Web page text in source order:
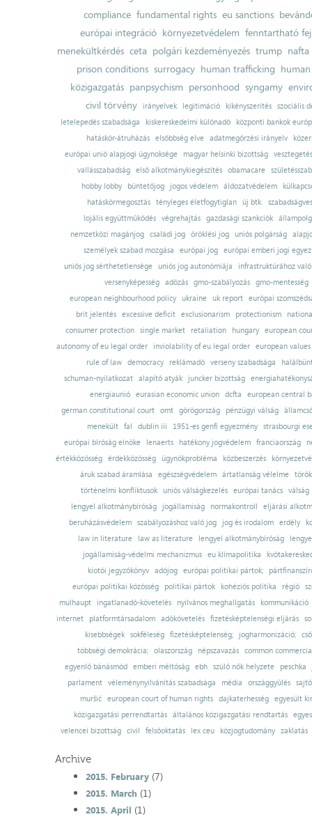
compliance fundamental rights eu sanctions
európai integráció környezetvédelem fenntartható
menekültkérdés ceta polgári kezdeményezés trump nafta
prison conditions surrogacy human trafficking
közigazgatás panpsychism personhood syngamy
civil törvény
irányelvek legitimáció kikényszerítés szociális
letelepedés szabadsága
kiskereskedelmi különadó
központi bankok
hatáskör-átruházás
elsőbbség elve adatmegőrzési irányelv
európai unió alapjogi ügynoksége
magyar helsinki bizottság
vesztegetés
vallásszabadság
első alkotmánykiegészítés obamacare
hobby lobby
büntetőjog jogos védelem áldozatvédelem
hatáskörmegosztás tényleges életfogytiglan új btk.
lojális együttműködés
végrehajtás gazdasági szankciók
nemzetközi magánjog
családi jog öröklési jog uniós polgárság
személyek szabad mozgása
európai jog európai emberi jogi
uniós jog sérthetetlensége uniós jog autonómiája
infrastruktúrához
versenyképesség adózás gmo-szabályozás gmo-mentesség
european neighbourhood policy
ukraine uk report
európai
brit jelentés excessive deficit exclusionarism protectionism
consumer protection
single market retaliation hungary
european
autonomy of eu legal order
inviolability of eu legal order
european values
rule of law
democracy reklámadó verseny szabadsága
schuman-nyilatkozat alapító atyák juncker bizottság
energiaunió eurasian economic union dcfta
european central
german constitutional court
omt görögország pénzügyi válság
menekült
fal dublin iii 1951-es genfi egyezmény
strasbourgi
európai bíróság elnöke
lenaerts hatékony jogvédelem franciaország
értékközösség
érdekközösség ügynökprobléma közbeszerzés
áruk szabad áramlása
egészségvédelem ártatlanság vélelme
történelmi konfliktusok uniós válságkezelés európai tanács válság
lengyel alkotmánybíróság
jogállamiság normakontroll
eljárási
beruházásvédelem
szabályozáshoz való jog jog és irodalom erdély
law in literature
law as literature lengyel alkotmánybíróság
jogállamiság-védelmi mechanizmus
eu klímapolitika
kiotói jegyzőkönyv adójog európai politikai pártok;
európai politikai közösség
politikai pártok kohéziós politika régió
mulhaupt
ingatlanadó-követelés nyilvános meghallgatás
kommunikáció
internet
platformtársadalom adókövetelés fizetésképtelenségi eljárás
kisebbségek sokféleség fizetésképtelenség; jogharmonizáció;
többségi demokrácia; olaszország népszavazás common
egyenlő bánásmód emberi méltóság ebh szülő nők helyzete
peschka
parlament
véleménynyilvánítás szabadsága média országgyűlés
muršić
european court of human rights dajkaterhesség
egyesült
közigazgatási perrendtartás
általános közigazgatási rendtartás
velencei bizottság
civil felsőoktatás lex ceu közjogtudomány zaklatás
Archive
2015. February(7)
2015. March (1)
2015. April (1)